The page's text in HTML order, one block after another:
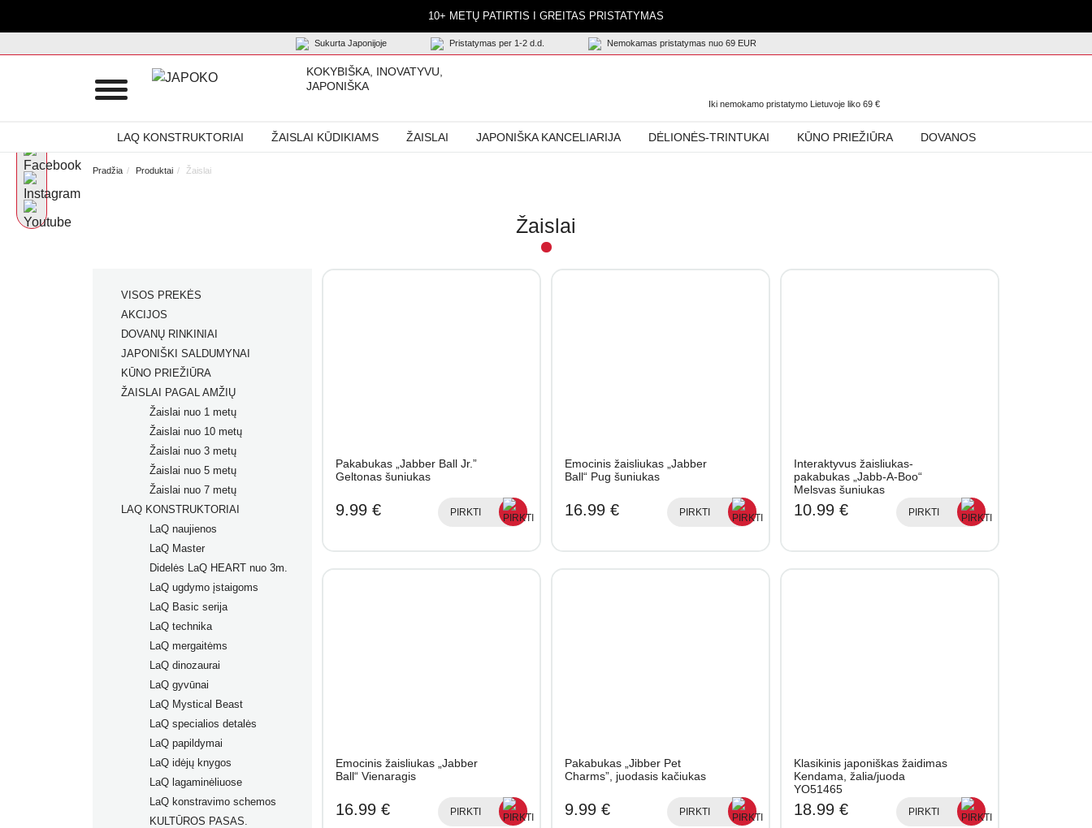
10+ METŲ PATIRTIS I GREITAS PRISTATYMAS
Sukurta Japonijoje Pristatymas per 1-2 d.d. Nemokamas pristatymas nuo 69 EUR
KOKYBIŠKA, INOVATYVU,
JAPONIŠKA
Iki nemokamo pristatymo Lietuvoje liko 69 €
LAQ KONSTRUKTORIAI ŽAISLAI KŪDIKIAMS ŽAISLAI JAPONIŠKA KANCELIARIJA DĖLIONĖS-TRINTUKAI KŪNO PRIEŽIŪRA DOVANOS
Pradžia Produktai Žaislai
Žaislai
VISOS PREKĖS
AKCIJOS
DOVANŲ RINKINIAI
JAPONIŠKI SALDUMYNAI
KŪNO PRIEŽIŪRA
ŽAISLAI PAGAL AMŽIŲ
Žaislai nuo 1 metų
Žaislai nuo 10 metų
Žaislai nuo 3 metų
Žaislai nuo 5 metų
Žaislai nuo 7 metų
LAQ KONSTRUKTORIAI
LaQ naujienos
LaQ Master
Didelės LaQ HEART nuo 3m.
LaQ ugdymo įstaigoms
LaQ Basic serija
LaQ technika
LaQ mergaitėms
LaQ dinozaurai
LaQ gyvūnai
LaQ Mystical Beast
LaQ specialios detalės
LaQ papildymai
LaQ idėjų knygos
LaQ lagaminėliuose
LaQ konstravimo schemos
KULTŪROS PASAS.
Pakabukas „Jabber Ball Jr.”
Geltonas šuniukas
9.99 € PIRKTI
Emocinis žaisliukas „Jabber
Ball“ Pug šuniukas
16.99 € PIRKTI
Interaktyvus žaisliukas-
pakabukas „Jabb-A-Boo“
Melsvas šuniukas
10.99 € PIRKTI
Emocinis žaisliukas „Jabber
Ball“ Vienaragis
16.99 € PIRKTI
Pakabukas „Jibber Pet
Charms”, juodasis kačiukas
9.99 € PIRKTI
Klasikinis japoniškas žaidimas
Kendama, žalia/juoda
YO51465
18.99 € PIRKTI